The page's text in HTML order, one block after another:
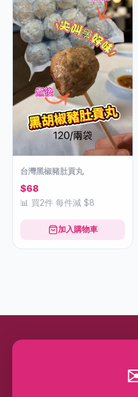
台灣黑椒豬肚貢丸
$68
📊 買2件 每件減 $8
加入購物車